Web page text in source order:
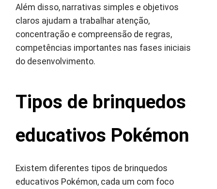
Além disso, narrativas simples e objetivos
claros ajudam a trabalhar atenção,
concentração e compreensão de regras,
competências importantes nas fases iniciais
do desenvolvimento.
Tipos de brinquedos
educativos Pokémon
Existem diferentes tipos de brinquedos
educativos Pokémon, cada um com foco